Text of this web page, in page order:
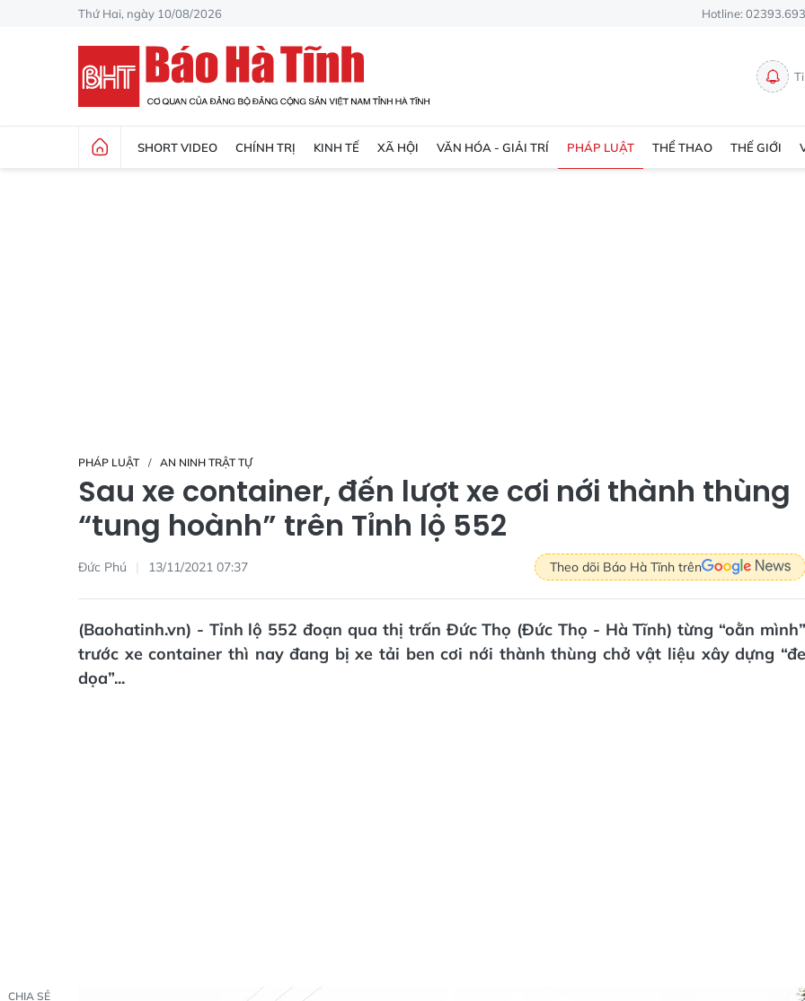
Thứ Hai, ngày 10/08/2026 Hotline:
SHORT VIDEO CHÍNH TRỊ KINH TẾ XÃ HỘI VĂN HÓA - GIẢI TRÍ PHÁP LUẬT THỂ THAO THẾ GIỚI
PHÁP LUẬT AN NINH TRẬT TỰ
Sau xe container, đến lượt xe cơi nới thành thùng
“tung hoành” trên Tỉnh lộ 552
Đức Phú 13/11/2021 07:37 Theo dõi Báo Hà Tĩnh trên
(Baohatinh.vn) - Tỉnh lộ 552 đoạn qua thị trấn Đức Thọ (Đức Thọ - Hà Tĩnh) từng “oằn mình”
trước xe container thì nay đang bị xe tải ben cơi nới thành thùng chở vật liệu xây dựng “đe
dọa”...
CHIA SẺ